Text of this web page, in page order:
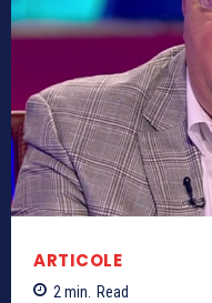
ARTICOLE
2min. Read